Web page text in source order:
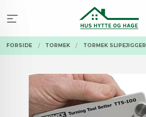
innholdet
FORSIDE TORMEK TORMEK SLIPEJIGGER